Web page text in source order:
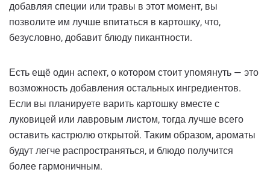
добавляя специи или травы в этот момент, вы
позволите им лучше впитаться в картошку, что,
безусловно, добавит блюду пикантности.
Есть ещё один аспект, о котором стоит упомянуть — это
возможность добавления остальных ингредиентов.
Если вы планируете варить картошку вместе с
луковицей или лавровым листом, тогда лучше всего
оставить кастрюлю открытой. Таким образом, ароматы
будут легче распространяться, и блюдо получится
более гармоничным.